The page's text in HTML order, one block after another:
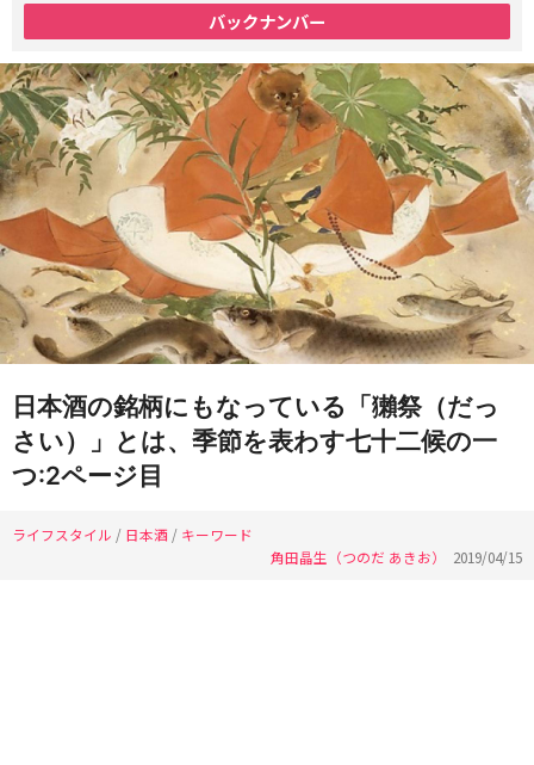
バックナンバー
日本酒の銘柄にもなっている「獺祭（だっ
さい）」とは、季節を表わす七十二候の一
つ:2ページ目
ライフスタイル / 日本酒 / キーワード
角田晶生（つのだ あきお）
2019/04/15